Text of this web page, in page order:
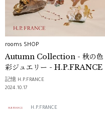
rooms SHOP
Autumn Collection - 秋の色
彩ジュエリー - H.P.FRANCE
記憶 H.P.FRANCE
2024.10.17
H.P.FRANCE